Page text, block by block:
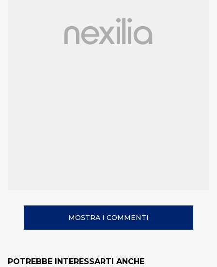
MOSTRA I COMMENTI
POTREBBE INTERESSARTI ANCHE